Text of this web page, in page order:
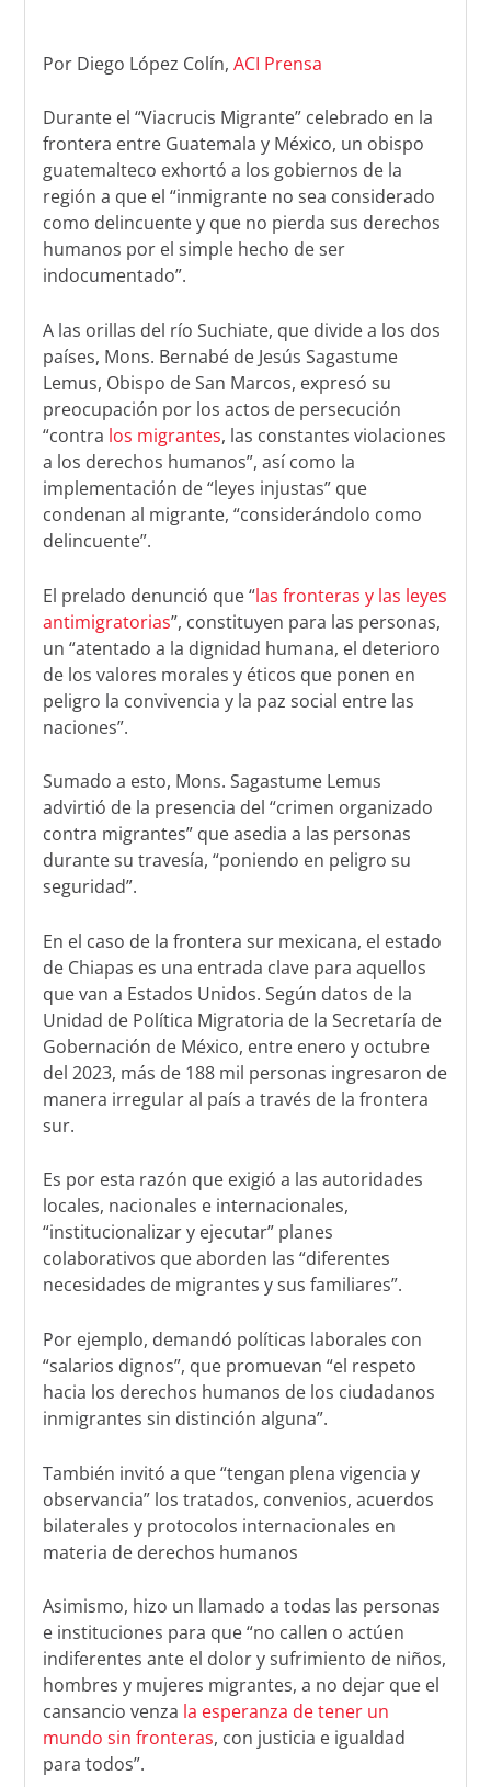
Por Diego López Colín,ACI Prensa
Durante el “Viacrucis Migrante” celebrado en la
frontera entre Guatemala y México, un obispo
guatemalteco exhortó a los gobiernos de la
región a que el “inmigrante no sea considerado
como delincuente y que no pierda sus derechos
humanos por el simple hecho de ser
indocumentado”.
A las orillas del río Suchiate, que divide a los dos
países, Mons. Bernabé de Jesús Sagastume
Lemus, Obispo de San Marcos, expresó su
preocupación por los actos de persecución
“contra los migrantes, las constantes violaciones
a los derechos humanos”, así como la
implementación de “leyes injustas” que
condenan al migrante, “considerándolo como
delincuente”.
El prelado denunció que “las fronteras y las leyes
antimigratorias”, constituyen para las personas,
un “atentado a la dignidad humana, el deterioro
de los valores morales y éticos que ponen en
peligro la convivencia y la paz social entre las
naciones”.
Sumado a esto, Mons. Sagastume Lemus
advirtió de la presencia del “crimen organizado
contra migrantes” que asedia a las personas
durante su travesía, “poniendo en peligro su
seguridad”.
En el caso de la frontera sur mexicana, el estado
de Chiapas es una entrada clave para aquellos
que van a Estados Unidos. Según datos de la
Unidad de Política Migratoria de la Secretaría de
Gobernación de México, entre enero y octubre
del 2023, más de 188 mil personas ingresaron de
manera irregular al país a través de la frontera
sur.
Es por esta razón que exigió a las autoridades
locales, nacionales e internacionales,
“institucionalizar y ejecutar” planes
colaborativos que aborden las “diferentes
necesidades de migrantes y sus familiares”.
Por ejemplo, demandó políticas laborales con
“salarios dignos”, que promuevan “el respeto
hacia los derechos humanos de los ciudadanos
inmigrantes sin distinción alguna”.
También invitó a que “tengan plena vigencia y
observancia” los tratados, convenios, acuerdos
bilaterales y protocolos internacionales en
materia de derechos humanos
Asimismo, hizo un llamado a todas las personas
e instituciones para que “no callen o actúen
indiferentes ante el dolor y sufrimiento de niños,
hombres y mujeres migrantes, a no dejar que el
cansancio venza la esperanza de tener un
mundo sin fronteras, con justicia e igualdad
para todos”.